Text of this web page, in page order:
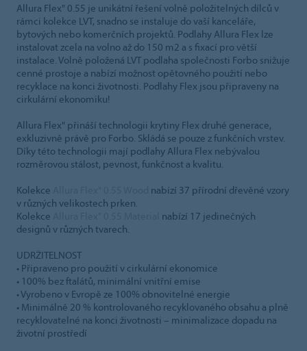
Allura Flex" 0.55 je unikátní řešení volně položitelných dílců v
rámci kolekce LVT, snadno se instaluje do vaší kanceláře,
bytových nebo komerčních projektů. Podlahy Allura Flex lze
instalovat zcela na volno až do 150 m2 a s fixací pro větší
instalace. Volně položená LVT podlaha společnosti Forbo snižuje
cenné prostoje a nabízí možnost opětovného použití nebo
recyklace na konci životnosti. Podlahy Flex jsou připraveny na
cirkulární ekonomiku!
Allura Flex" přináší technologii krytiny Flex druhé generace,
exkluzivně právě pro Forbo. Skládá se pouze z funkčních vrstev.
Díky této technologii mají podlahy Allura Flex nebývalou
rozměrovou stálost, pevnost, funkčnost a kvalitu.
Kolekce
nabízí 37 přírodní dřevěné vzory
v různých velikostech prken.
Kolekce
nabízí 17 jedinečných
designů v různých tvarech.
UDRŽITELNOST
• Připraveno pro použití v cirkulární ekonomice
• 100% bez ftalátů, minimální vnitřní emise
• Vyrobeno v Evropě ze 100% obnovitelné energie
• Minimálně 20 % kontrolovaného recyklovaného obsahu a plně
recyklovatelné na konci životnosti – minimalizace dopadu na
životní prostředí